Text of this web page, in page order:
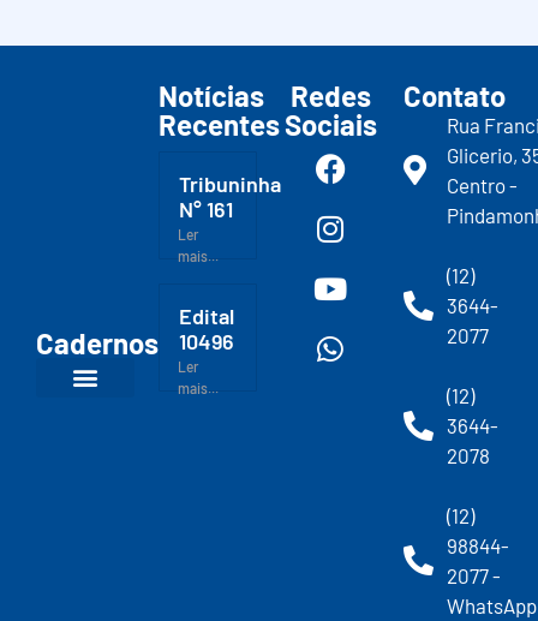
Cadernos
Notícias
Recentes
Tribuninha
N° 161
Ler
mais...
Edital
10496
Ler
mais...
Redes
Sociais
Contato
Rua
Glicerio,
Centro -
(12)
3644-
2077
(12)
3644-
2078
(12)
98844-
2077 -
WhatsApp